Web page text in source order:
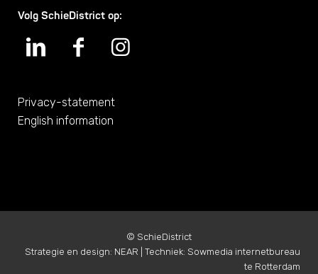
Volg SchieDistrict op:
Privacy-statement
English information
© SchieDistrict
Strategie en design: NEAR | Techniek: Sowmedia internetbureau
te Rotterdam